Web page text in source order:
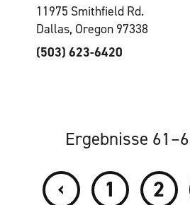
11975 Smithfield Rd.
Dallas, Oregon 97338
(503) 623-6420
Ergebnisse
‹ 1 2